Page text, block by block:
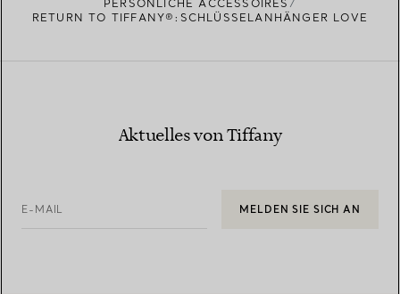
PERSÖNLICHE ACCESSOIRES
RETURN TO TIFFANY®:SCHLÜSSELANHÄNGER LOVE
Aktuelles von Tiffany
E-MAIL MELDEN SIE SICH AN